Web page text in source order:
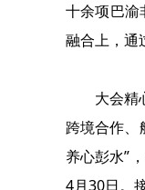
十余项巴渝
融合上，通
大会精
跨境合作、
养心彭水”
4月30日。